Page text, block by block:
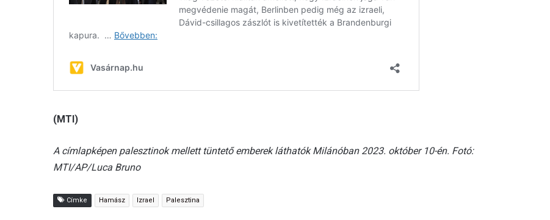
(MTI)
A címlapképen palesztinok mellett tüntető emberek láthatók Milánóban 2023. október 10-én. Fotó:
MTI/AP/Luca Bruno
Címke Hamász Izrael Palesztina